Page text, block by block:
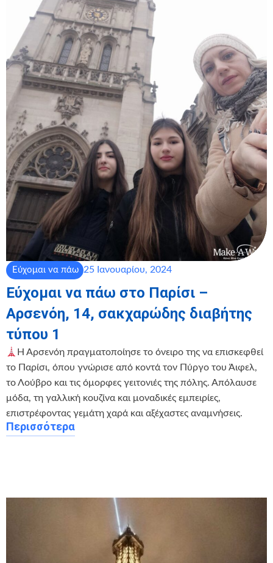
Εύχομαι να πάω 25 Ιανουαρίου, 2024
Εύχομαι να πάω στο Παρίσι –
Αρσενόη, 14, σακχαρώδης διαβήτης
τύπου 1
Η Αρσενόη πραγματοποίησε το όνειρο της να επισκεφθεί
το Παρίσι, όπου γνώρισε από κοντά τον Πύργο του Άιφελ,
το Λούβρο και τις όμορφες γειτονιές της πόλης. Απόλαυσε
μόδα, τη γαλλική κουζίνα και μοναδικές εμπειρίες,
επιστρέφοντας γεμάτη χαρά και αξέχαστες αναμνήσεις.
Περισσότερα